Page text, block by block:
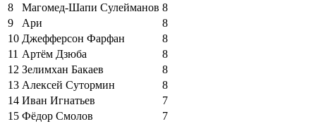
8
Магомед-Шапи Сулейманов 8
9
Ари
8
10 Джефферсон Фарфан
8
11 Артём Дзюба
8
12 Зелимхан Бакаев
8
13 Алексей Сутормин
8
14 Иван Игнатьев
7
15 Фёдор Смолов 7